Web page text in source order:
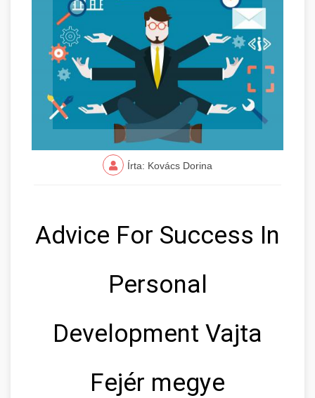
Írta: Kovács Dorina
Advice For Success In
Personal
Development Vajta
Fejér megye